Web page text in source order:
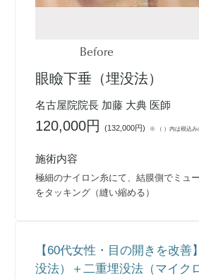
Before
眼瞼下垂（埋没法）
名古屋院院長 加藤 大典 医師
120,000円(132,000円) ※ （ ）内は税込み
施術内容
極細のナイロン糸にて、結膜側でミュ
をタッキング（縫い縮める）
【60代女性・目の開きを改善
没法）＋二重埋没法（マイク